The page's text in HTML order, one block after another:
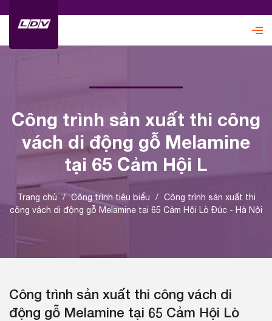
Công trình sản xuất thi công
vách di động gỗ Melamine
tại 65 Cảm Hội L
Trang chủ / Công trình tiêu biểu / Công trình sản xuất thi
công vách di động gỗ Melamine tại 65 Cảm Hội Lò Đúc - Hà Nội
Công trình sản xuất thi công vách di
động gỗ Melamine tại 65 Cảm Hội Lò